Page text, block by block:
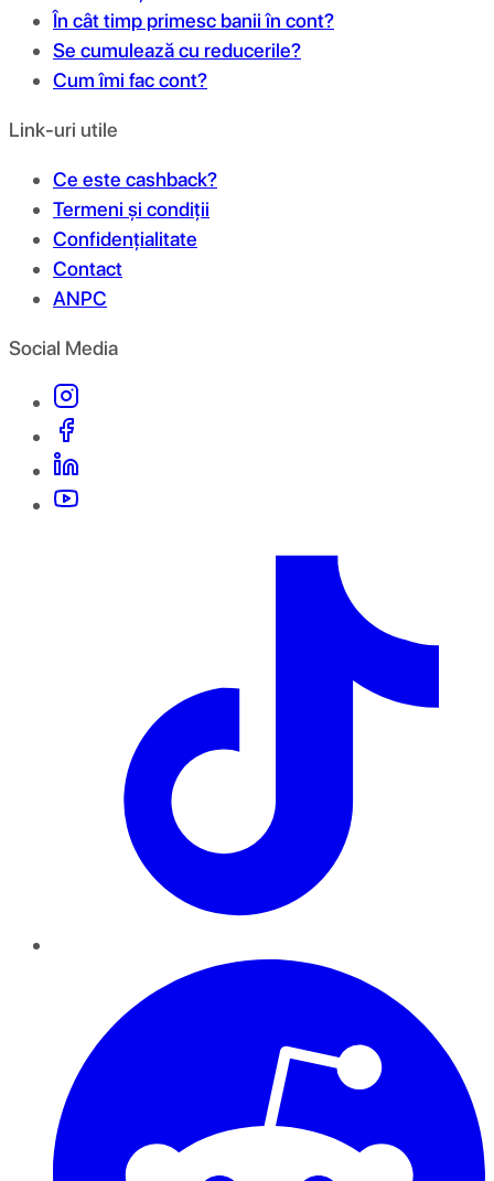
În cât timp primesc banii în cont?
Se cumulează cu reducerile?
Cum îmi fac cont?
Link-uri utile
Ce este cashback?
Termeni și condiții
Confidențialitate
Contact
ANPC
Social Media